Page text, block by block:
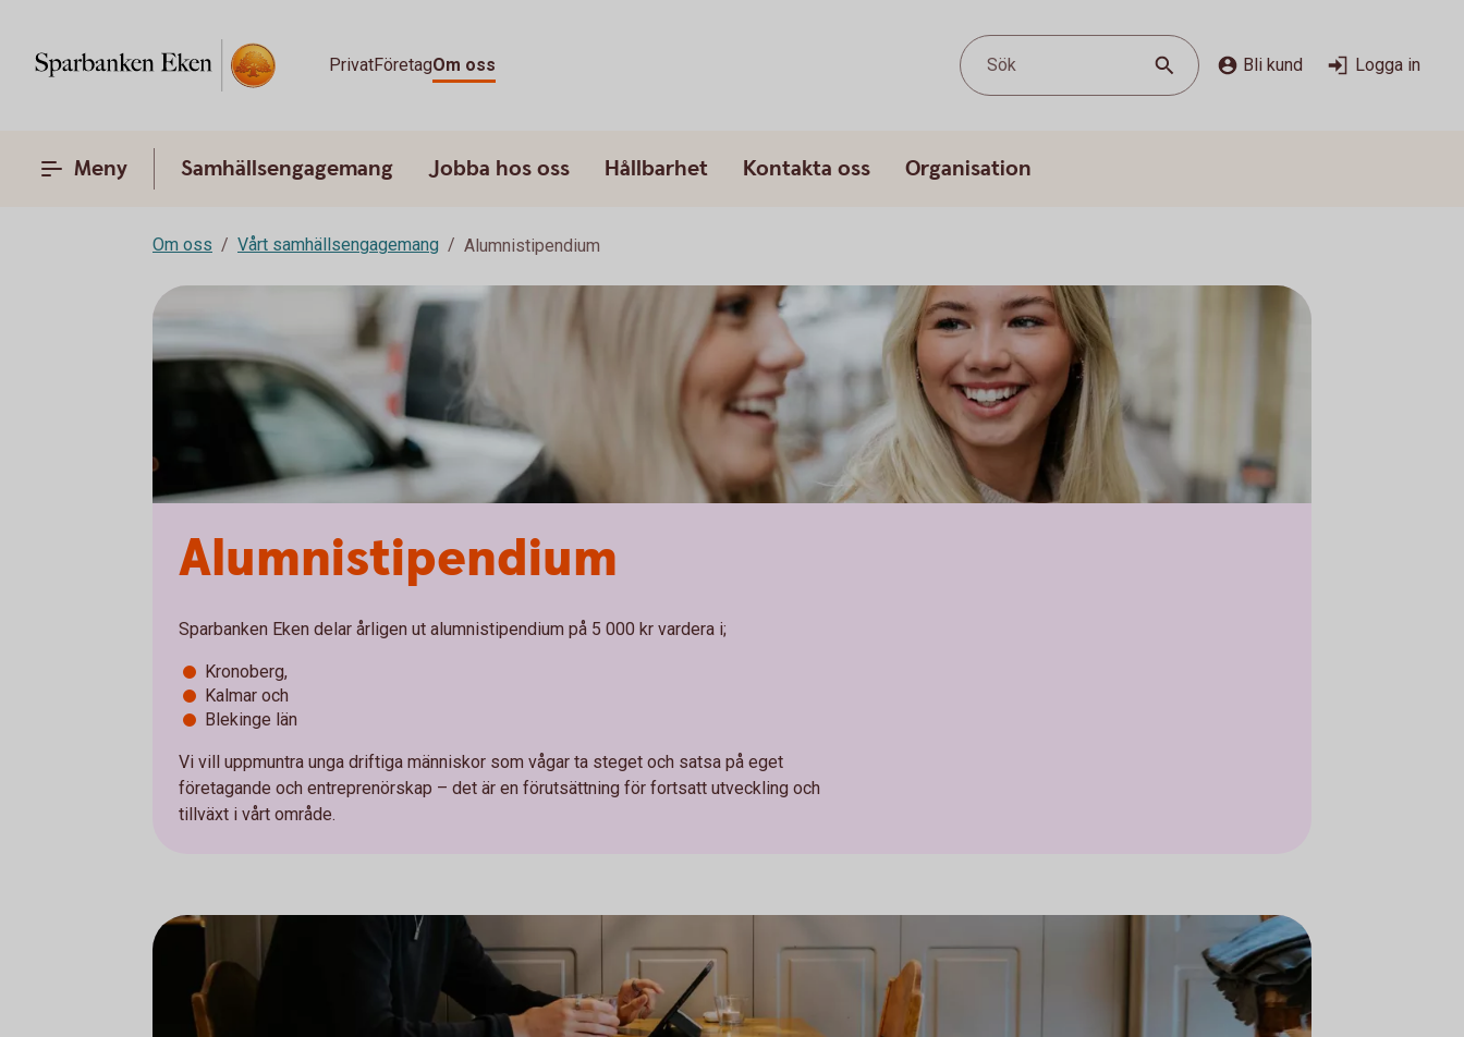
PrivatFöretagOm oss Sök Bli kund Logga in
Meny Samhällsengagemang Jobba hos oss Hållbarhet Kontakta oss Organisation
Om oss Vårt samhällsengagemang Alumnistipendium
Alumnistipendium
Sparbanken Eken delar årligen ut alumnistipendium på 5 000 kr vardera i;
Kronoberg,
Kalmar och
Blekinge län
Vi vill uppmuntra unga driftiga människor som vågar ta steget och satsa på eget
företagande och entreprenörskap – det är en förutsättning för fortsatt utveckling och
tillväxt i vårt område.